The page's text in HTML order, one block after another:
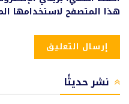
هذا المتصفح لاستخدامها
نشر حديثًا